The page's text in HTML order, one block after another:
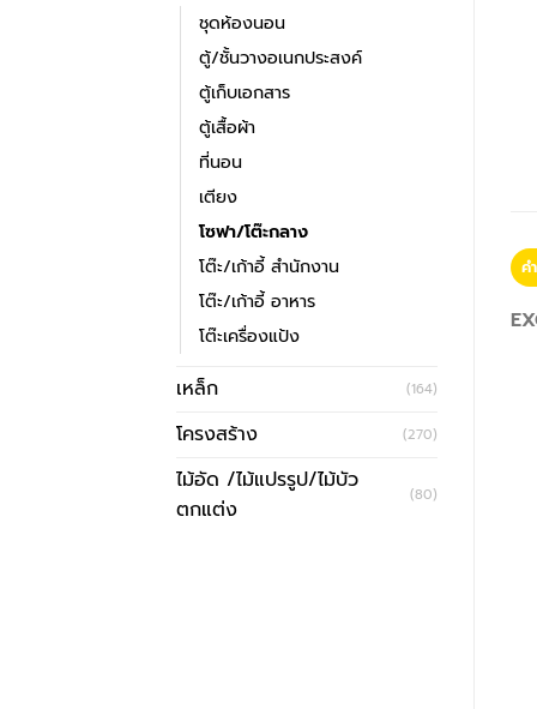
ชุดห้องนอน
ตู้/ชั้นวางอเนกประสงค์
ตู้เก็บเอกสาร
ตู้เสื้อผ้า
ที่นอน
เตียง
โซฟา/โต๊ะกลาง
โต๊ะ/เก้าอี้ สำนักงาน
โต๊ะ/เก้าอี้ อาหาร
โต๊ะเครื่องแป้ง
เหล็ก (164)
โครงสร้าง (270)
ไม้อัด /ไม้แปรรูป/ไม้บัว
ตกแต่ง
(80)
ค